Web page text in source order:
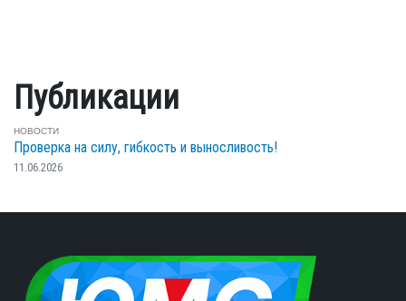
Публикации
НОВОСТИ
Проверка на силу, гибкость и выносливость!
11.06.2026